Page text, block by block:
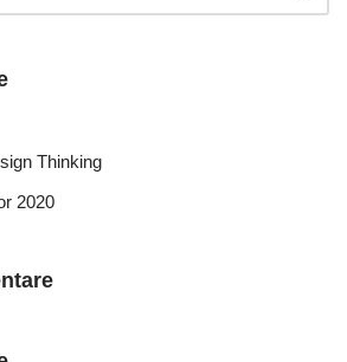
Thinking
2020